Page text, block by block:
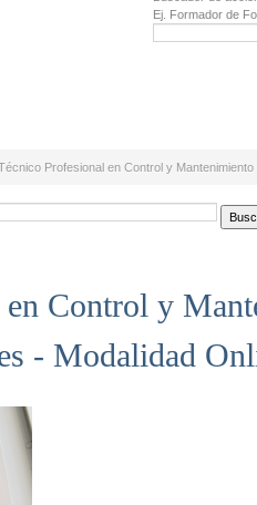
Ej. Formador de
Profesional en Control y
Control y
- Modalidad